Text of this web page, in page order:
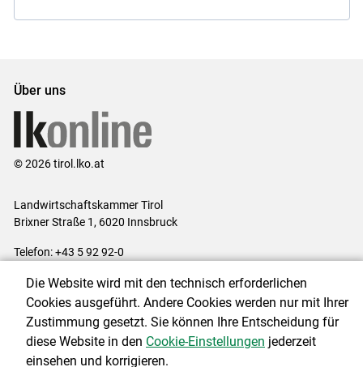
Über uns
© 2026 tirol.lko.at
Landwirtschaftskammer Tirol
Brixner Straße 1, 6020 Innsbruck
Telefon: +43 5 92 92-0
Impressum|Kontakt|Datenschutzerklärung|Barrierefreiheit|
Cookie-Einstellungen
Die Website wird mit den technisch erforderlichen
Cookies ausgeführt. Andere Cookies werden nur mit Ihrer
Zustimmung gesetzt. Sie können Ihre Entscheidung für
diese Website in den Cookie-Einstellungen jederzeit
einsehen und korrigieren.